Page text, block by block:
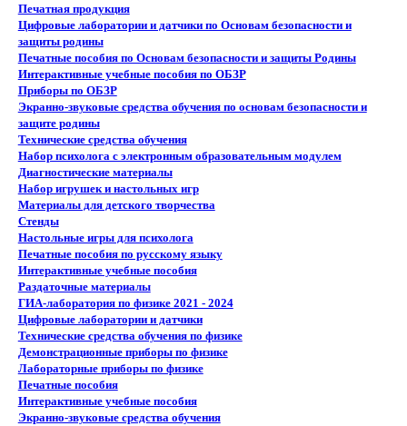
Печатная продукция
Цифровые лаборатории и датчики по Основам безопасности и
защиты родины
Печатные пособия по Основам безопасности и защиты Родины
Интерактивные учебные пособия по ОБЗР
Приборы по ОБЗР
Экранно-звуковые средства обучения по основам безопасности и
защите родины
Технические средства обучения
Набор психолога с электронным образовательным модулем
Диагностические материалы
Набор игрушек и настольных игр
Материалы для детского творчества
Стенды
Настольные игры для психолога
Печатные пособия по русскому языку
Интерактивные учебные пособия
Раздаточные материалы
ГИА-лаборатория по физике 2021 - 2024
Цифровые лаборатории и датчики
Технические средства обучения по физике
Демонстрационные приборы по физике
Лабораторные приборы по физике
Печатные пособия
Интерактивные учебные пособия
Экранно-звуковые средства обучения